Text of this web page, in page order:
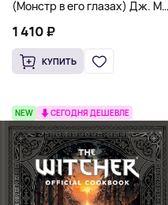
(Монстр в его глазах) Дж. М.
18+
1 410 ₽
КУПИТЬ
NEW СЕГОДНЯ ДЕШЕВЛЕ